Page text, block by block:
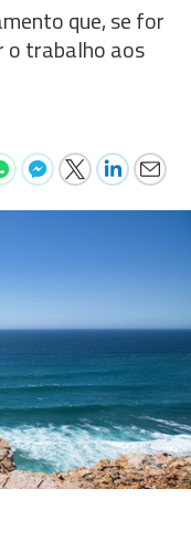
que, se for
o trabalho aos